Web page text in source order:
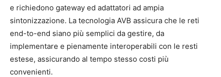
e richiedono gateway ed adattatori ad ampia
sintonizzazione. La tecnologia AVB assicura che le reti
end-to-end siano più semplici da gestire, da
implementare e pienamente interoperabili con le resti
estese, assicurando al tempo stesso costi più
convenienti.